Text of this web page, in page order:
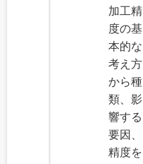
加工精
度の基
本的な
考え方
から種
類、影
響する
要因、
精度を